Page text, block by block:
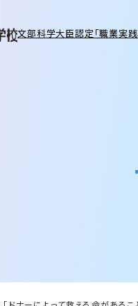
文部科学大臣認定「職業実